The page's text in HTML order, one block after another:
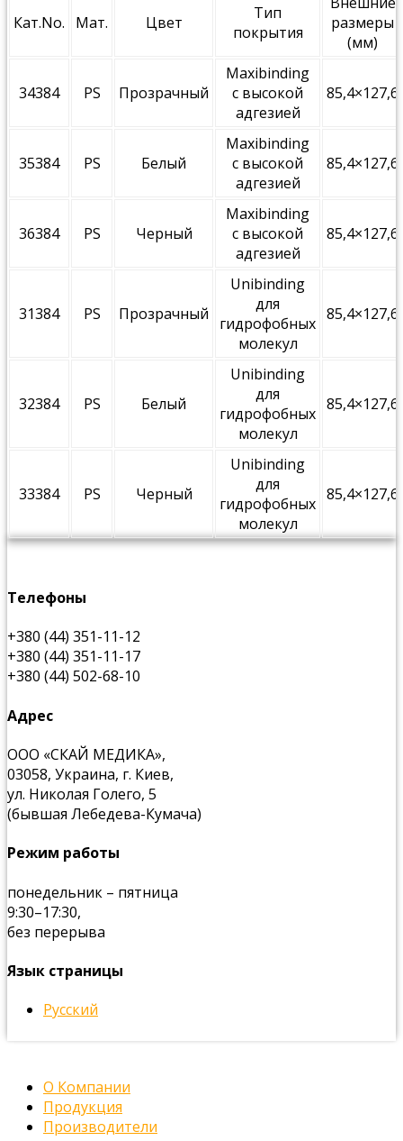
Кат.No. Мат. Цвет
Тип
покрытия
размеры
(мм)
34384 PS Прозрачный
Maxibinding
с высокой
адгезией
85,4×127,6
35384 PS Белый
Maxibinding
с высокой
адгезией
85,4×127,6
36384 PS Черный
Maxibinding
с высокой
адгезией
85,4×127,6
31384 PS Прозрачный
Unibinding
для
гидрофобных
молекул
85,4×127,6
32384 PS Белый
Unibinding
для
гидрофобных
молекул
85,4×127,6
33384 PS Черный
Unibinding
для
гидрофобных
молекул
85,4×127,6
Телефоны
+380 (44) 351-11-12
+380 (44) 351-11-17
+380 (44) 502-68-10
Адрес
ООО «СКАЙ МЕДИКА»,
03058, Украина, г. Киев,
ул. Николая Голего, 5
(бывшая Лебедева-Кумача)
Режим работы
понедельник – пятница
9:30–17:30,
без перерыва
Язык страницы
Русский
О Компании
Продукция
Производители